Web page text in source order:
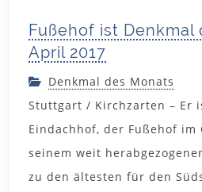
Fußehof ist Denkmal
April 2017
Denkmal des Monats
Stuttgart / Kirchzarten – Er
Eindachhof, der Fußehof
seinem weit
zu den ältesten für den